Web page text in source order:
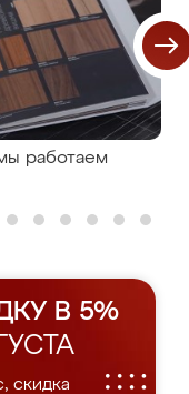
работаем
В 5%
скидка